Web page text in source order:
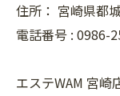
住所： 宮崎県都
電話番号 : 0986-
エステWAM 宮崎